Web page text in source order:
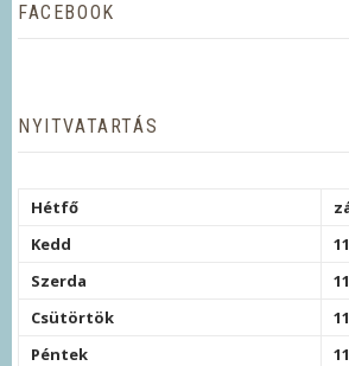
FACEBOOK
NYITVATARTÁS
Hétfő
Kedd
Szerda
Csütörtök
Péntek